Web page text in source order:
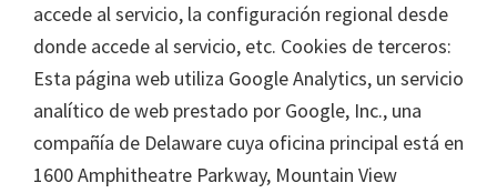
accede al servicio, la configuración regional desde
donde accede al servicio, etc. Cookies de terceros:
Esta página web utiliza Google Analytics, un servicio
analítico de web prestado por Google, Inc., una
compañía de Delaware cuya oficina principal está en
1600 Amphitheatre Parkway, Mountain View